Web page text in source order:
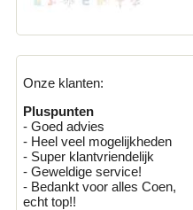
Onze klanten:
Pluspunten
- Goed advies
- Heel veel mogelijkheden
- Super klantvriendelijk
- Geweldige service!
- Bedankt voor alles Coen,
echt top!!